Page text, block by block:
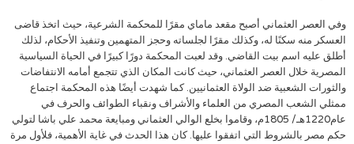
وفي العصر العثماني أصبح مقعد ماماي مقرًا للمحكمة الشرعية، حيث اتخذ قاضى
العسكر منه سكنًا له، وكذلك مقرًا لجلساته وحجز المتهمين وتنفيذ الأحكام، لذلك
أطلق عليه اسم بيت القاضي. وقد لعبت المحكمة دورًا كبيرًا في الحياة السياسية
المصرية خلال العصر العثماني، حيث كانت المكان الذي تتجمع أمامه الانتفاضات
والثورات الشعبية ضد الولاة العثمانيين. كما شهدت أيضًا هذه المحكمة اجتماع
ممثلي الشعب المصري من العلماء والأشراف ونقباء الطوائف والحرف في
عام1220هـ/ 1805م، وقاموا بخلع الوالي العثماني ومبايعة محمد علي باشا لتولي
حكم مصر بالشروط التي اتفقوا عليها. كان هذا الحدث في غاية الأهمية، فلأول مرة